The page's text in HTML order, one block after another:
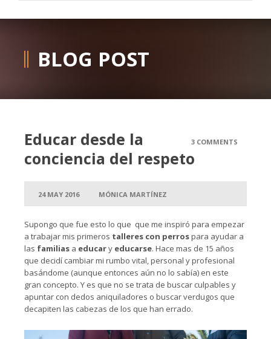
BLOG POST
3 COMMENTS
Educar desde la
conciencia del respeto
24 MAY 2016 MÓNICA MARTÍNEZ
Supongo que fue esto lo que que me inspiró para empezar
a trabajar mis primeros talleres con perrospara ayudar a
las familias a educary educarse. Hace mas de 15 años
que decidí cambiar mi rumbo vital, personal y profesional
basándome (aunque entonces aún no lo sabía) en este
gran concepto. Y es que no se trata de buscar culpables y
apuntar con dedos aniquiladores o buscar verdugos que
decapiten las cabezas de los que han errado.